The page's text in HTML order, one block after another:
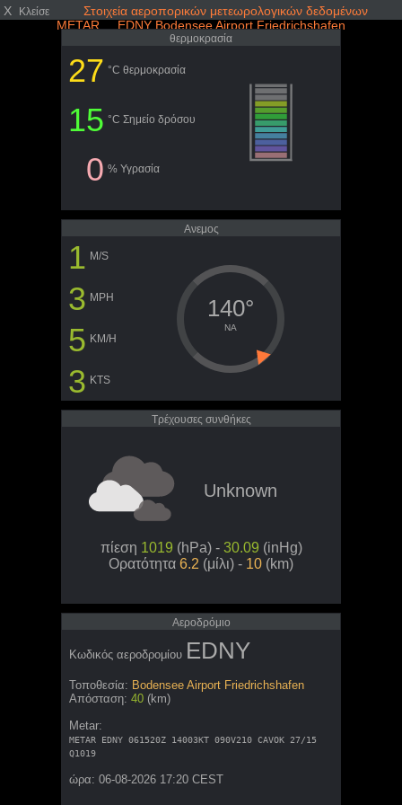
X Κλείσε
Στοιχεία αεροπορικών μετεωρολογικών δεδομένων
METAR EDNY Bodensee Airport Friedrichshafen
θερμοκρασία
27 °C θερμοκρασία
15 °C Σημείο δρόσου
0 % Υγρασία
Ανεμος
1 M/S
3 MPH
5 KM/H
3 KTS
140°
NA
Τρέχουσες συνθήκες
Unknown
πίεση 1019 (hPa) - 30.09 (inHg)
Ορατότητα 6.2 (μίλι) - 10 (km)
Aεροδρόμιο
Κωδικός αεροδρομίου EDNY
Τοποθεσία: Bodensee Airport Friedrichshafen
Απόσταση: 40 (km)
Metar:
METAR EDNY 061520Z 14003KT 090V210 CAVOK 27/15
Q1019
ώρα: 06-08-2026 17:20 CEST